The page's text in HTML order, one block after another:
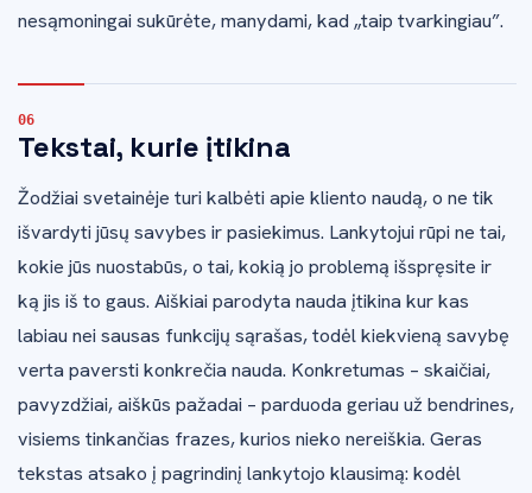
nesąmoningai sukūrėte, manydami, kad „taip tvarkingiau”.
Tekstai, kurie įtikina
Žodžiai svetainėje turi kalbėti apie kliento naudą, o ne tik
išvardyti jūsų savybes ir pasiekimus. Lankytojui rūpi ne tai,
kokie jūs nuostabūs, o tai, kokią jo problemą išspręsite ir
ką jis iš to gaus. Aiškiai parodyta nauda įtikina kur kas
labiau nei sausas funkcijų sąrašas, todėl kiekvieną savybę
verta paversti konkrečia nauda. Konkretumas – skaičiai,
pavyzdžiai, aiškūs pažadai – parduoda geriau už bendrines,
visiems tinkančias frazes, kurios nieko nereiškia. Geras
tekstas atsako į pagrindinį lankytojo klausimą: kodėl